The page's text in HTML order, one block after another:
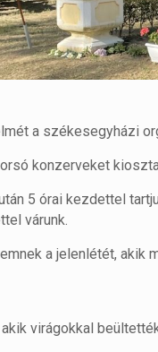
a székesegyházi
konzerveket
5 órai kezdettel
várunk.
a jelenlétét,
virágokkal